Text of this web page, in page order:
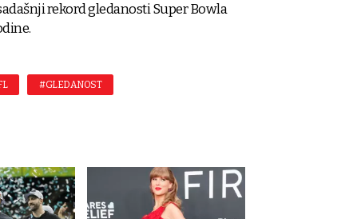
rekord gledanosti Super Bowla
#GLEDANOST